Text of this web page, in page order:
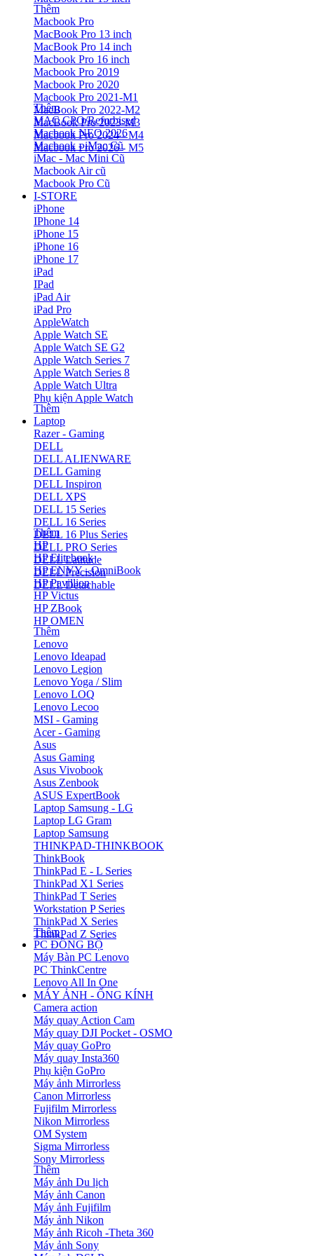
Thêm
Macbook Pro
MacBook Pro 13 inch
MacBook Pro 14 inch
Macbook Pro 16 inch
Macbook Pro 2019
Macbook Pro 2020
Macbook Pro 2021-M1
MacBook Pro 2022-M2
MacBook Pro 2023-M3
Macbook Pro 2024 - M4
Macbook Pro 2026 - M5
Thêm
MAC CPO/Refurbised
Macbook NEO 2026
Macbook - iMac Cũ
iMac - Mac Mini Cũ
Macbook Air cũ
Macbook Pro Cũ
I-STORE
iPhone
IPhone 14
iPhone 15
iPhone 16
iPhone 17
iPad
IPad
iPad Air
iPad Pro
AppleWatch
Apple Watch SE
Apple Watch SE G2
Apple Watch Series 7
Apple Watch Series 8
Apple Watch Ultra
Phụ kiện Apple Watch
Thêm
Laptop
Razer - Gaming
DELL
DELL ALIENWARE
DELL Gaming
DELL Inspiron
DELL XPS
DELL 15 Series
DELL 16 Series
DELL 16 Plus Series
DELL PRO Series
DELL Latitude
DELL Precision
DELL Detachable
Thêm
HP
HP Elitebook
HP ENVY - OmniBook
HP Pavillion
HP Victus
HP ZBook
HP OMEN
Thêm
Lenovo
Lenovo Ideapad
Lenovo Legion
Lenovo Yoga / Slim
Lenovo LOQ
Lenovo Lecoo
MSI - Gaming
Acer - Gaming
Asus
Asus Gaming
Asus Vivobook
Asus Zenbook
ASUS ExpertBook
Laptop Samsung - LG
Laptop LG Gram
Laptop Samsung
THINKPAD-THINKBOOK
ThinkBook
ThinkPad E - L Series
ThinkPad X1 Series
ThinkPad T Series
Workstation P Series
ThinkPad X Series
ThinkPad Z Series
Thêm
PC ĐỒNG BỘ
Máy Bàn PC Lenovo
PC ThinkCentre
Lenovo All In One
MÁY ẢNH - ỐNG KÍNH
Camera action
Máy quay Action Cam
Máy quay DJI Pocket - OSMO
Máy quay GoPro
Máy quay Insta360
Phụ kiện GoPro
Máy ảnh Mirrorless
Canon Mirrorless
Fujifilm Mirrorless
Nikon Mirrorless
OM System
Sigma Mirrorless
Sony Mirrorless
Thêm
Máy ảnh Du lịch
Máy ảnh Canon
Máy ảnh Fujifilm
Máy ảnh Nikon
Máy ảnh Ricoh -Theta 360
Máy ảnh Sony